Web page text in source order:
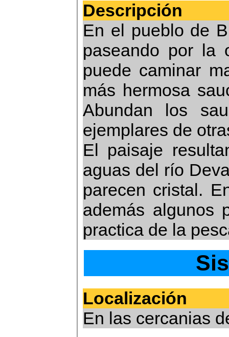
Descripción
En el pueblo de
paseando por la
puede caminar
más hermosa
Abundan los
ejemplares de
El paisaje
aguas del río
parecen cristal.
además algunos
practica de la
Localización
En las cercanias